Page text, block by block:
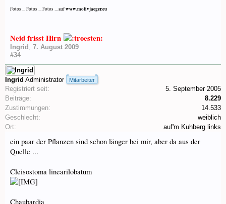
Fotos ... Fotos ... Fotos ... aufwww.motivjaeger.eu
Neid frisst Hirn
Ingrid , 7. August 2009
#34
Ingrid Administrator Mitarbeiter
Registriert seit:
5. September 2005
Beiträge:
8.229
Zustimmungen:
14.533
Geschlecht:
weiblich
Ort:
auf'm Kuhberg links
ein paar der Pflanzen sind schon länger bei mir, aber da aus der
Quelle ...
Cleisostoma linearilobatum
Chaubardia